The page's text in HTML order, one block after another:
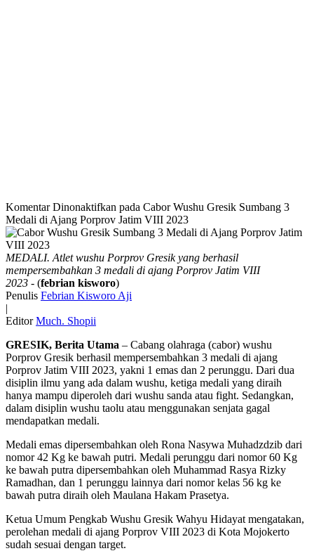
Komentar Dinonaktifkan pada Cabor Wushu Gresik Sumbang 3
Medali di Ajang Porprov Jatim VIII 2023
MEDALI. Atlet wushu Porprov Gresik yang berhasil
mempersembahkan 3 medali di ajang Porprov Jatim VIII
2023 - (febrian kisworo)
Penulis Febrian Kisworo Aji
|
Editor Much. Shopii
GRESIK, Berita Utama – Cabang olahraga (cabor) wushu
Porprov Gresik berhasil mempersembahkan 3 medali di ajang
Porprov Jatim VIII 2023, yakni 1 emas dan 2 perunggu. Dari dua
disiplin ilmu yang ada dalam wushu, ketiga medali yang diraih
hanya mampu diperoleh dari wushu sanda atau fight. Sedangkan,
dalam disiplin wushu taolu atau menggunakan senjata gagal
mendapatkan medali.
Medali emas dipersembahkan oleh Rona Nasywa Muhadzdzib dari
nomor 42 Kg ke bawah putri. Medali perunggu dari nomor 60 Kg
ke bawah putra dipersembahkan oleh Muhammad Rasya Rizky
Ramadhan, dan 1 perunggu lainnya dari nomor kelas 56 kg ke
bawah putra diraih oleh Maulana Hakam Prasetya.
Ketua Umum Pengkab Wushu Gresik Wahyu Hidayat mengatakan,
perolehan medali di ajang Porprov VIII 2023 di Kota Mojokerto
sudah sesuai dengan target.